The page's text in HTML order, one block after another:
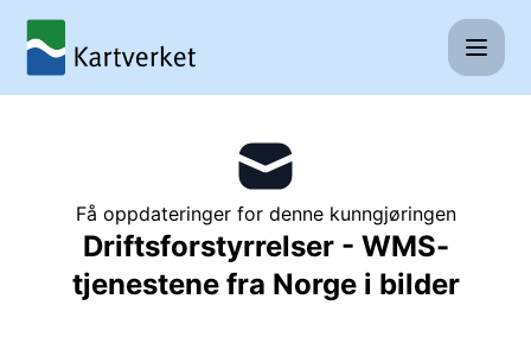
Kartverket - Motta oppdateringer på e-post
Få oppdateringer for denne kunngjøringen
Driftsforstyrrelser - WMS-
tjenestene fra Norge i bilder